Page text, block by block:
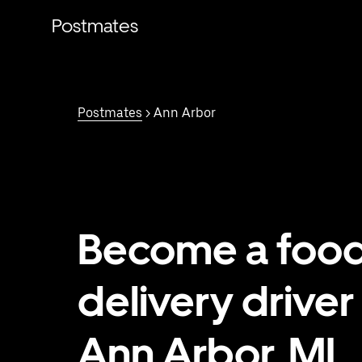
contenidoPostmates
Postmates > Ann Arbor
Become a
delivery driver